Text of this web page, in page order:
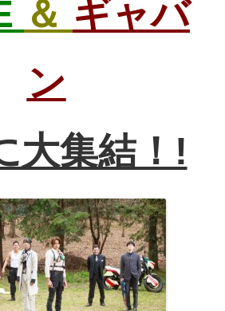
＆ ギャバ
ン
大集結！!